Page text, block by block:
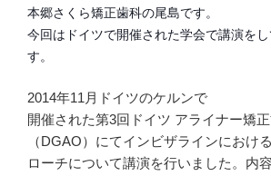
本郷さくら矯正歯科の尾島です。
今回はドイツで開催された学会で講演を
す。
2014年11月ドイツのケルンで
開催された第3回ドイツ アライナー矯
（DGAO）にてインビザラインにおけ
ローチについて講演を行いました。内